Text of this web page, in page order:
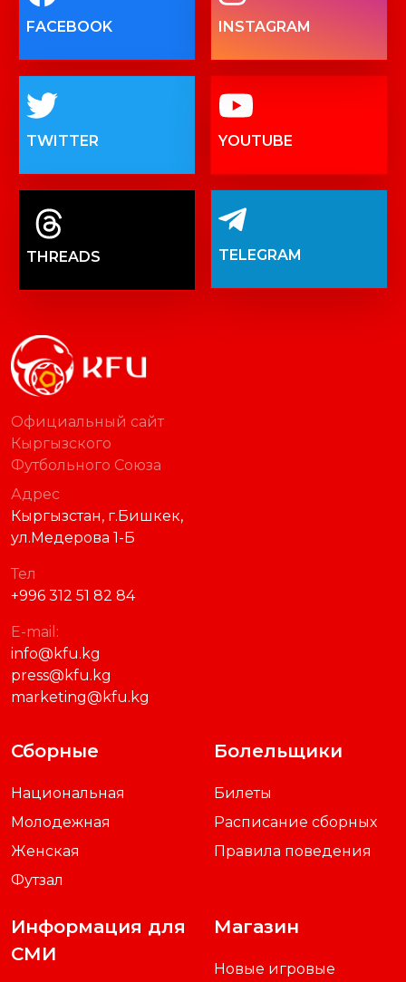
FACEBOOK INSTAGRAM
TWITTER YOUTUBE
THREADS TELEGRAM
Официальный сайт
Кыргызского
Футбольного Союза
Адрес
Кыргызстан, г.Бишкек,
ул.Медерова 1-Б
Тел
+996 312 51 82 84
E-mail:
info@kfu.kg
press@kfu.kg
marketing@kfu.kg
Сборные
Национальная
Молодежная
Женская
Футзал
Болельщики
Билеты
Расписание сборных
Правила поведения
Информация для
СМИ
Магазин
Новые игровые